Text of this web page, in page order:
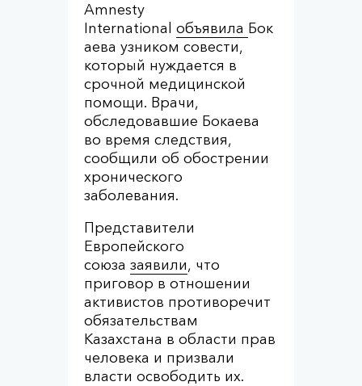
Amnesty
International объявила Бок
аева узником совести,
который нуждается в
срочной медицинской
помощи. Врачи,
обследовавшие Бокаева
во время следствия,
сообщили об обострении
хронического
заболевания.
Представители
Европейского
союза заявили, что
приговор в отношении
активистов противоречит
обязательствам
Казахстана в области прав
человека и призвали
власти освободить их.